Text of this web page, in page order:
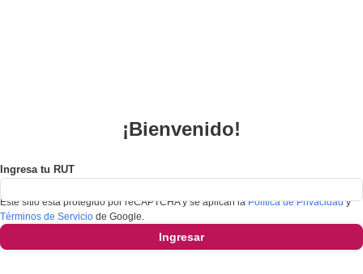
¡Bienvenido!
Ingresa tu RUT
Este sitio está protegido por reCAPTCHA y se aplican laPolítica de Privacidady
Términos de Servicio de Google.
Ingresar